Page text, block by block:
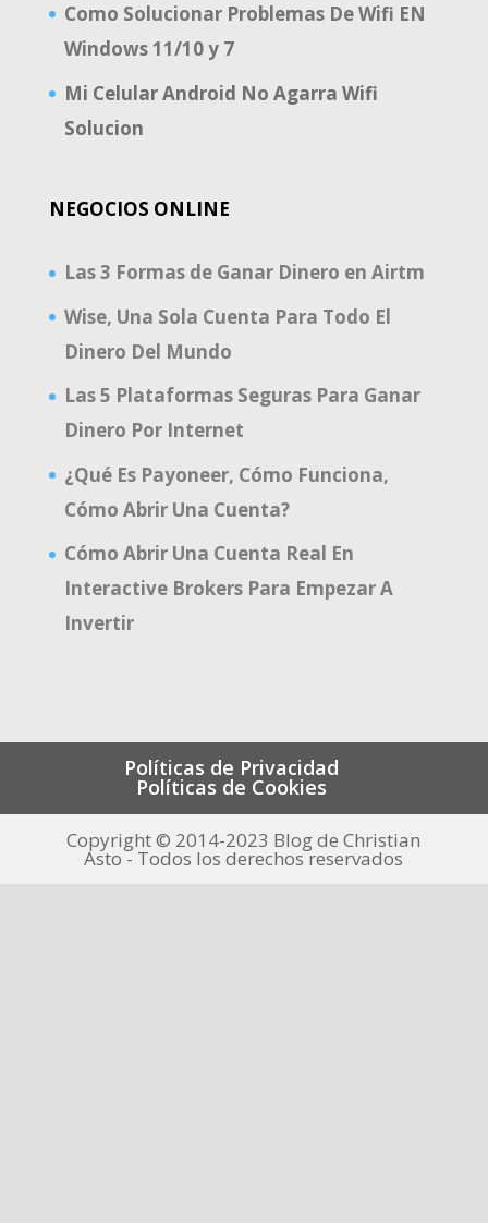
Como Solucionar Problemas De Wifi EN
Windows 11/10 y 7
Mi Celular Android No Agarra Wifi
Solucion
NEGOCIOS ONLINE
Las 3 Formas de Ganar Dinero en Airtm
Wise, Una Sola Cuenta Para Todo El
Dinero Del Mundo
Las 5 Plataformas Seguras Para Ganar
Dinero Por Internet
¿Qué Es Payoneer, Cómo Funciona,
Cómo Abrir Una Cuenta?
Cómo Abrir Una Cuenta Real En
Interactive Brokers Para Empezar A
Invertir
Políticas de Privacidad
Políticas de Cookies
Copyright © 2014-2023 Blog de Christian
Asto - Todos los derechos reservados